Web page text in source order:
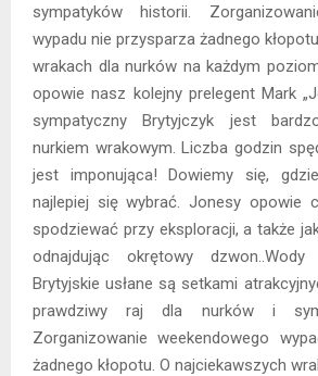
sympatyków historii.
wypadu nie przysparza żadnego
wrakach dla nurków na każdym
opowie nasz kolejny prelegent Mark
sympatyczny Brytyjczyk jest
nurkiem wrakowym. Liczba godzin
jest imponująca! Dowiemy się,
najlepiej się wybrać. Jonesy opowie
spodziewać przy eksploracji, a także
odnajdując okrętowy
Brytyjskie usłane są setkami
prawdziwy raj dla nurków i
Zorganizowanie weekendowego
żadnego kłopotu. O najciekawszych